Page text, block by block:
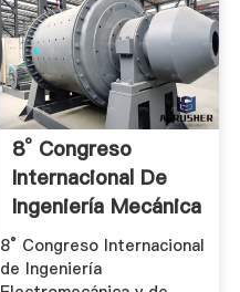
8° Congreso
Internacional De
Ingeniería Mecánica
.
8° Congreso Internacional
de Ingeniería